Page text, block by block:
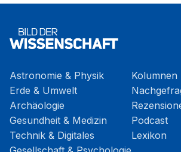
Astronomie & Physik
Erde & Umwelt
Archäologie
Gesundheit & Medizin
Technik & Digitales
Kolumnen
Podcast
Lexikon